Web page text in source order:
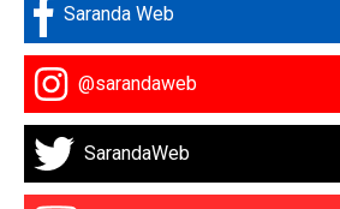
Saranda Web
@sarandaweb
SarandaWeb